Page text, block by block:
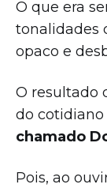
O que era
tonalidades
opaco e
O resultado
do cotidiano
chamado
Pois, ao